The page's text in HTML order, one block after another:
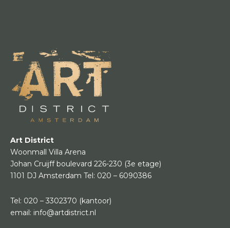
Art District
Woonmall Villa Arena
Johan Cruijff boulevard 226-230 (3e etage)
1101 DJ Amsterdam Tel: 020 – 6090386
Tel: 020 – 3302370 (kantoor)
email: info@artdistrict.nl